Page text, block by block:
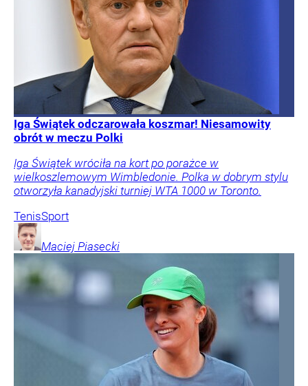
Iga Świątek odczarowała koszmar! Niesamowity
obrót w meczu Polki
Iga Świątek wróciła na kort po porażce w
wielkoszlemowym Wimbledonie. Polka w dobrym stylu
otworzyła kanadyjski turniej WTA 1000 w Toronto.
TenisSport
Maciej Piasecki